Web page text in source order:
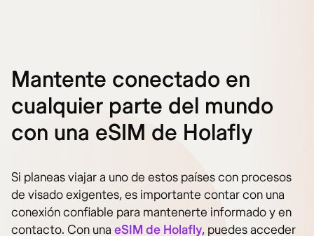
Mantente conectado en
cualquier parte del mundo
con una eSIM de Holafly
Si planeas viajar a uno de estos países con procesos
de visado exigentes, es importante contar con una
conexión confiable para mantenerte informado y en
contacto. Con una eSIM de Holafly, puedes acceder